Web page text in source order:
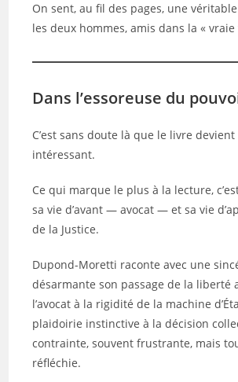
On sent, au fil des pages, une
les deux hommes, amis dans la « vraie
Dans l’essoreuse du
C’est sans doute là que le livre
intéressant.
Ce qui marque le plus à la lecture,
sa vie d’avant — avocat — et sa vie
de la Justice.
Dupond-Moretti raconte avec une
désarmante son passage de la liberté
l’avocat à la rigidité de la machine
plaidoirie instinctive à la décision
contrainte, souvent frustrante, mais
réfléchie.